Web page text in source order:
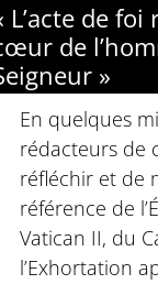
L’acte de
de
»
En quelques
rédacteurs de
réfléchir et de
référence de
Vatican II, du
l’Exhortation